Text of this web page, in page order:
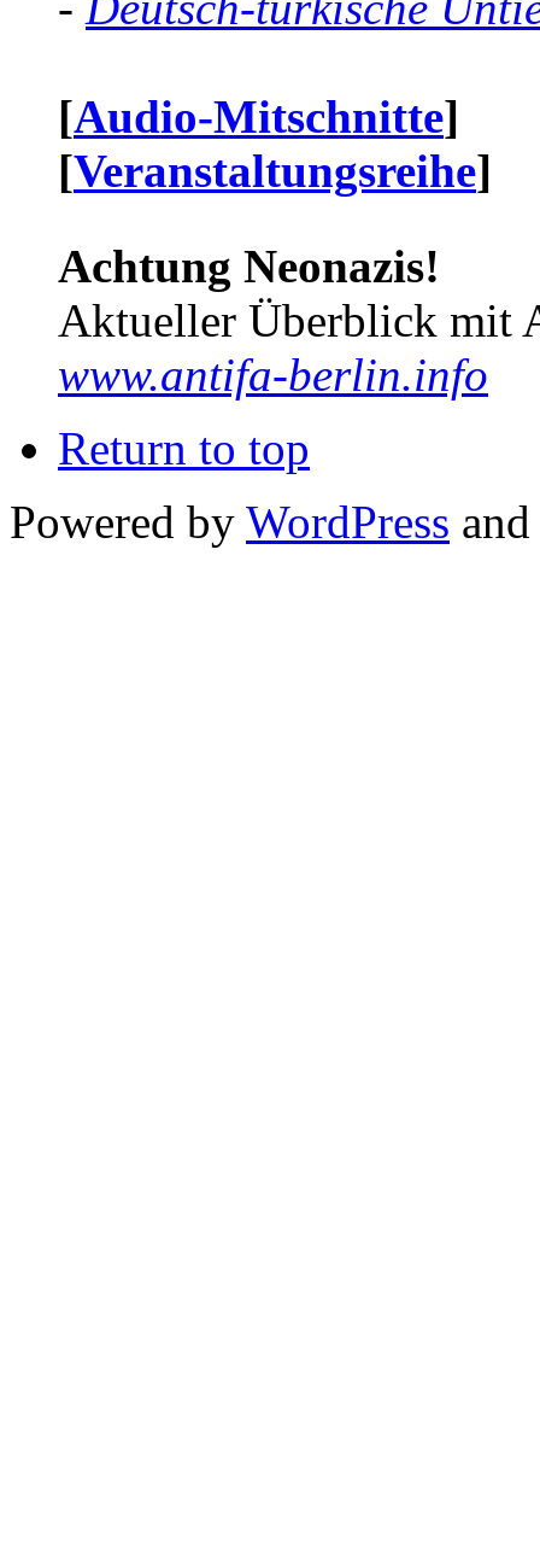
[Audio-Mitschnitte]
[Veranstaltungsreihe]
Achtung Neonazis!
Aktueller Überblick mit
www.antifa-berlin.info
Return to top
Powered by WordPress